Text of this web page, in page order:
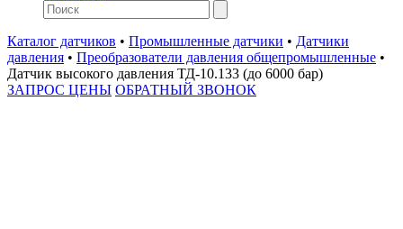
Каталог датчиков • Промышленные датчики • Датчики
давления • Преобразователи давления общепромышленные •
Датчик высокого давления ТД-10.133 (до 6000 бар)
ЗАПРОС ЦЕНЫ ОБРАТНЫЙ ЗВОНОК